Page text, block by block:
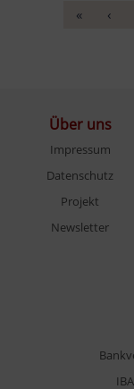
« ‹
Über uns
Impressum
Datenschutz
Projekt
Newsletter